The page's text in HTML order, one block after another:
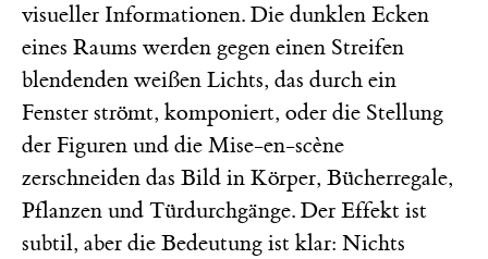
visueller Informationen. Die dunklen Ecken
eines Raums werden gegen einen Streifen
blendenden weißen Lichts, das durch ein
Fenster strömt, komponiert, oder die Stellung
der Figuren und die Mise-en-scène
zerschneiden das Bild in Körper, Bücherregale,
Pflanzen und Türdurchgänge. Der Effekt ist
subtil, aber die Bedeutung ist klar: Nichts